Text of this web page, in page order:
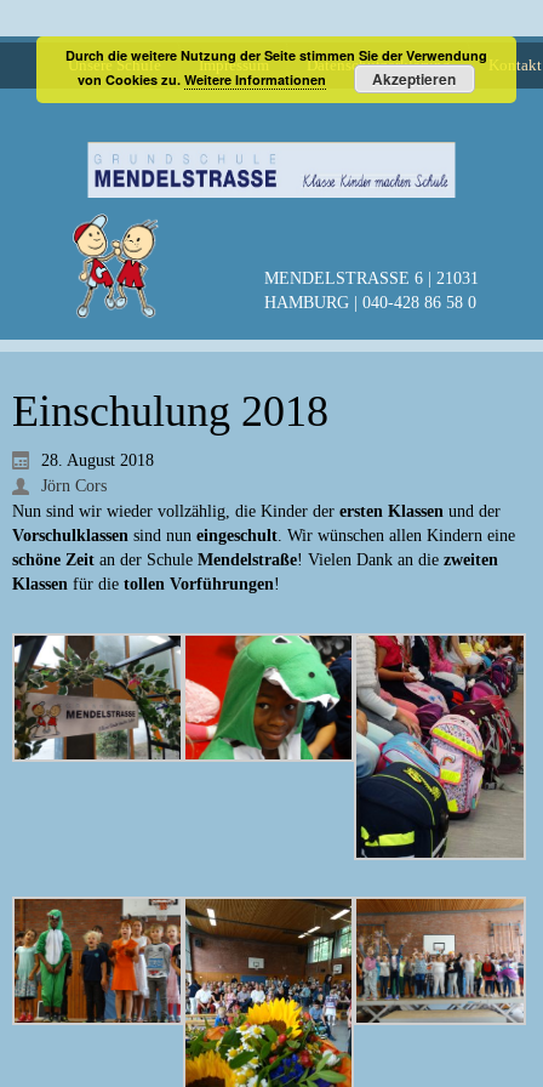
Unsere Schule Impressum Datenschutzerklärung Kontakt
MENDELSTRASSE 6 | 21031
HAMBURG | 040-428 86 58 0
Einschulung 2018
28. August 2018
Jörn Cors
Nun sind wir wieder vollzählig, die Kinder der ersten Klassen und der
Vorschulklassen sind nun eingeschult . Wir wünschen allen Kindern eine
schöne Zeit an der Schule Mendelstraße! Vielen Dank an die zweiten
Klassen für die tollen Vorführungen!
Durch die weitere Nutzung der Seite stimmen Sie der Verwendung
von Cookies zu. Weitere Informationen Akzeptieren